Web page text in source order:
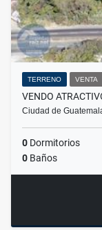
TERRENO VENTA
VENDO
Ciudad de
0 Dormitorios
0 Baños